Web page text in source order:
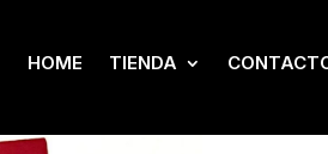
HOME TIENDA